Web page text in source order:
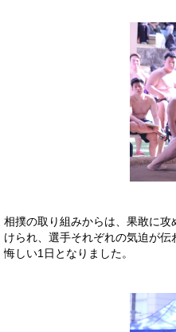
相撲の取り組みからは、果敢に
けられ、選手それぞれの気迫が
悔しい1日となりました。